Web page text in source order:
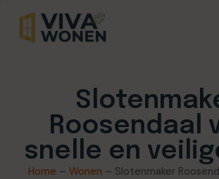
Roosendaal
snelle en
Home – Wonen – Slotenmaker